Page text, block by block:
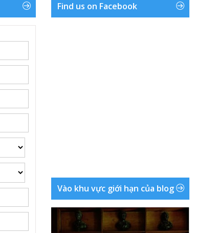
Find us on Facebook
Vào khu vực giới hạn của blog